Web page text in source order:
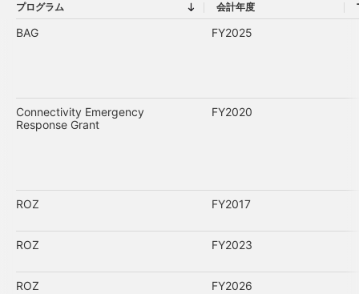
プログラム 会計年度
BAG FY2025
Connectivity Emergency
Response Grant
FY2020
ROZ FY2017
ROZ FY2023
ROZ FY2026